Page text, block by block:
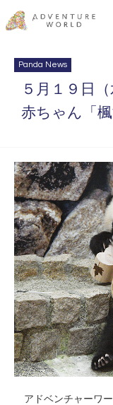
Panda News
５月１９日
赤ちゃん「
アドベンチャーワー